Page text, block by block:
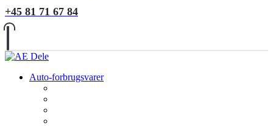
+45 81 71 67 84
Auto-forbrugsvarer